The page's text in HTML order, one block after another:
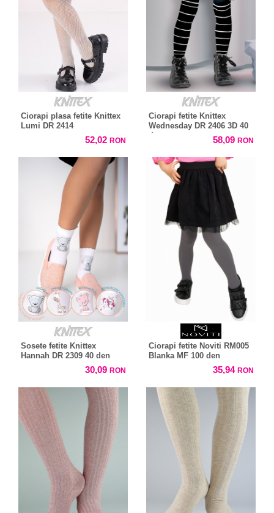
Ciorapi plasa fetite Knittex
Lumi DR 2414
52,02 RON
Ciorapi fetite Knittex
Wednesday DR 2406 3D 40
den
58,09 RON
Sosete fetite Knittex
Hannah DR 2309 40 den
30,09 RON
Ciorapi fetite Noviti RM005
Blanka MF 100 den
35,94 RON